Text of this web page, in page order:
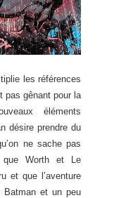
les références
pas gênant pour la
éléments
désire prendre du
ne sache pas
que Worth et Le
et que l’aventure
Batman et un peu